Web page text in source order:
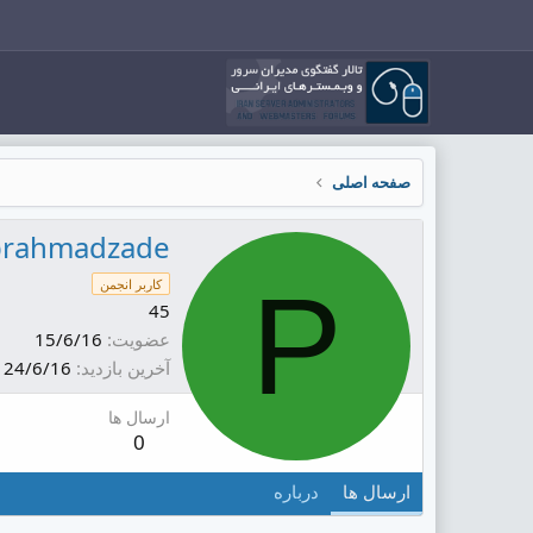
صفحه اصلی
P کاربر انجمن
45
عضویت 15/6/16
آخرین بازدید 24/6/16
ارسال ها
0
ارسال ها درباره